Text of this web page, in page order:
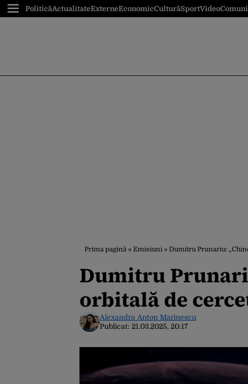
PoliticăActualitateExterneEconomicCulturăSportVideo
Prima pagină » Emisiuni » Dumitru Prunariu:
Dumitru
orbitală de
Alexandra Anton Marinescu
Publicat: 21.03.2025, 20:17